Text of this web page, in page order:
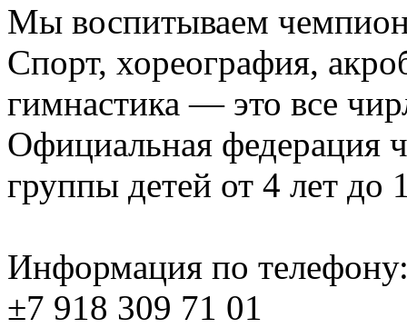
Мы воспитываем
Спорт, хореография,
гимнастика — это все
Официальная федерация
группы детей от 4 лет до
Информация по
±7 918 309 71 01